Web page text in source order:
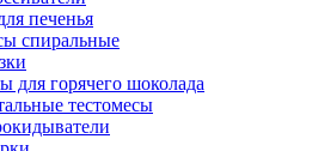
печенья
спиральные
для горячего шоколада
тестомесы